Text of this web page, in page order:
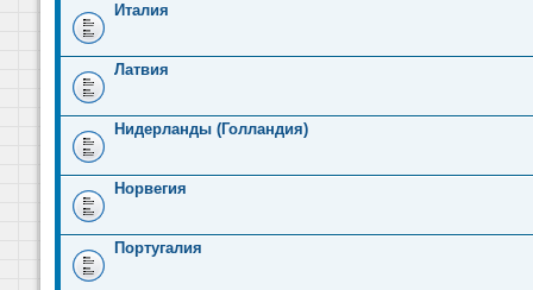
Италия
Латвия
Нидерланды (Голландия)
Норвегия
Португалия